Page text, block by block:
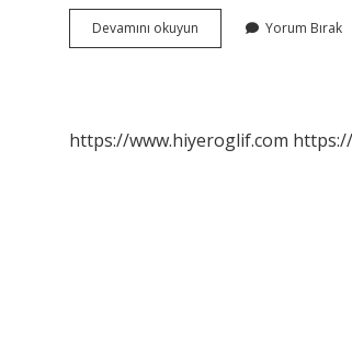
Devamını okuyun Sevedebilirim
Nasil
Yorum Bırak
https://www.hiyeroglif.com